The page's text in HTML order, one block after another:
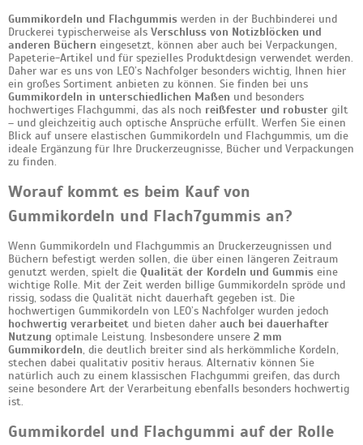
Gummikordeln und Flachgummis werden in der Buchbinderei und
Druckerei typischerweise als Verschluss von Notizblöcken und
anderen Büchern eingesetzt, können aber auch bei Verpackungen,
Papeterie-Artikel und für spezielles Produktdesign verwendet werden.
Daher war es uns von LEO’s Nachfolger besonders wichtig, Ihnen hier
ein großes Sortiment anbieten zu können. Sie finden bei uns
Gummikordeln in unterschiedlichen Maßen und besonders
hochwertiges Flachgummi, das als noch reißfester und robuster gilt
– und gleichzeitig auch optische Ansprüche erfüllt. Werfen Sie einen
Blick auf unsere elastischen Gummikordeln und Flachgummis, um die
ideale Ergänzung für Ihre Druckerzeugnisse, Bücher und Verpackungen
zu finden.
Worauf kommt es beim Kauf von
Gummikordeln und Flach7gummis an?
Wenn Gummikordeln und Flachgummis an Druckerzeugnissen und
Büchern befestigt werden sollen, die über einen längeren Zeitraum
genutzt werden, spielt die Qualität der Kordeln und Gummis eine
wichtige Rolle. Mit der Zeit werden billige Gummikordeln spröde und
rissig, sodass die Qualität nicht dauerhaft gegeben ist. Die
hochwertigen Gummikordeln von LEO’s Nachfolger wurden jedoch
hochwertig verarbeitet und bieten daher auch bei dauerhafter
Nutzung optimale Leistung. Insbesondere unsere 2 mm
Gummikordeln, die deutlich breiter sind als herkömmliche Kordeln,
stechen dabei qualitativ positiv heraus. Alternativ können Sie
natürlich auch zu einem klassischen Flachgummi greifen, das durch
seine besondere Art der Verarbeitung ebenfalls besonders hochwertig
ist.
Gummikordel und Flachgummi auf der Rolle